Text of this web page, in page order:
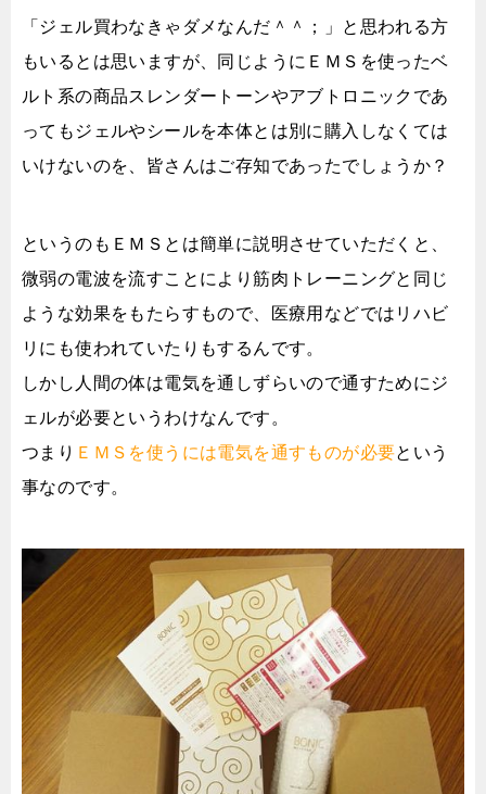
「ジェル買わなきゃダメなんだ＾＾；」と思われる方
もいるとは思いますが、同じようにＥＭＳを使ったベ
ルト系の商品スレンダートーンやアブトロニックであ
ってもジェルやシールを本体とは別に購入しなくては
いけないのを、皆さんはご存知であったでしょうか？
というのもＥＭＳとは簡単に説明させていただくと、
微弱の電波を流すことにより筋肉トレーニングと同じ
ような効果をもたらすもので、医療用などではリハビ
リにも使われていたりもするんです。
しかし人間の体は電気を通しずらいので通すためにジ
ェルが必要というわけなんです。
つまり ＥＭＳを使うには電気を通すものが必要という
事なのです。